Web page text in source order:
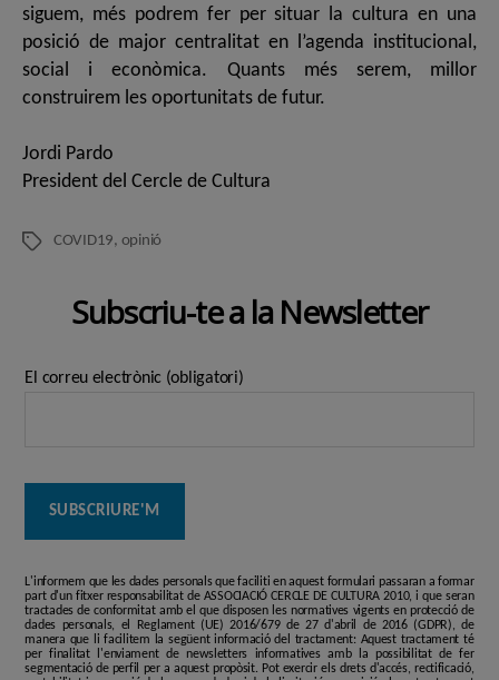
siguem, més podrem fer per situar la cultura en una
posició de major centralitat en l’agenda institucional,
social i econòmica. Quants més serem, millor
construirem les oportunitats de futur.
Jordi Pardo
President del Cercle de Cultura
EtiquetesCOVID19, opinió
Subscriu-te a la Newsletter
El correu electrònic (obligatori)
L'informem que les dades personals que faciliti en aquest formulari passaran a formar
part d'un fitxer responsabilitat de ASSOCIACIÓ CERCLE DE CULTURA 2010, i que seran
tractades de conformitat amb el que disposen les normatives vigents en protecció de
dades personals, el Reglament (UE) 2016/679 de 27 d'abril de 2016 (GDPR), de
manera que li facilitem la següent informació del tractament: Aquest tractament té
per finalitat l'enviament de newsletters informatives amb la possibilitat de fer
segmentació de perfil per a aquest propòsit. Pot exercir els drets d'accés, rectificació,